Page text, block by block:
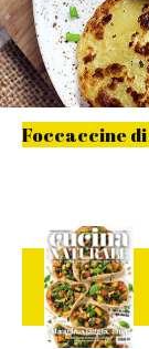
Foccaccine